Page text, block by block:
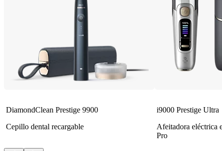
DiamondClean Prestige 9900
Cepillo dental recargable
i9000 Prestige Ultra
Afeitadora eléctrica
Pro